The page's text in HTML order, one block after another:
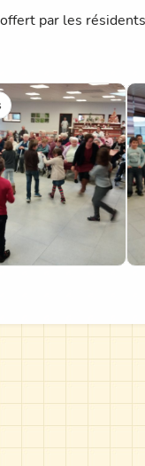
par les